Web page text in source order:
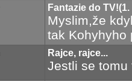
Fantazie do
Myslim,že
tak Kohyhyho
Rajce, rajce...
Jestli se